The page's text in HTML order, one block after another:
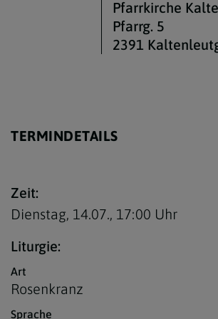
Pfarrkirche
Pfarrg. 5
2391
TERMINDETAILS
Zeit:
Dienstag, 14.07., 17:00 Uhr
Liturgie:
Art
Rosenkranz
Sprache